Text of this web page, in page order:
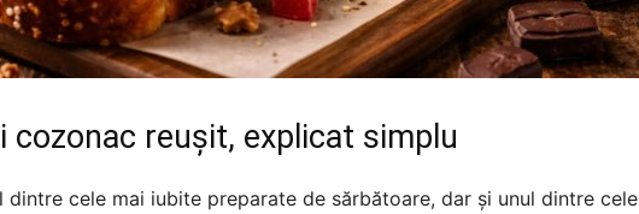
cozonac reușit, explicat simplu
dintre cele mai iubite preparate de sărbătoare, dar și unul dintre cele